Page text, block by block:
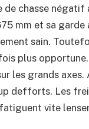
de chasse
mm et sa
sain.
plus
les grands
defforts. Les
vite